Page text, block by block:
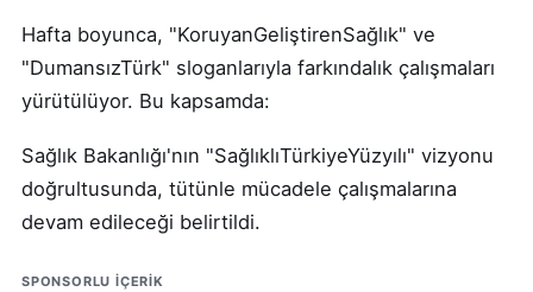
Hafta boyunca, "KoruyanGeliştirenSağlık" ve
"DumansızTürk" sloganlarıyla farkındalık çalışmaları
yürütülüyor. Bu kapsamda:
Sağlık Bakanlığı'nın "SağlıklıTürkiyeYüzyılı" vizyonu
doğrultusunda, tütünle mücadele çalışmalarına
devam edileceği belirtildi.
SPONSORLU IÇERIK